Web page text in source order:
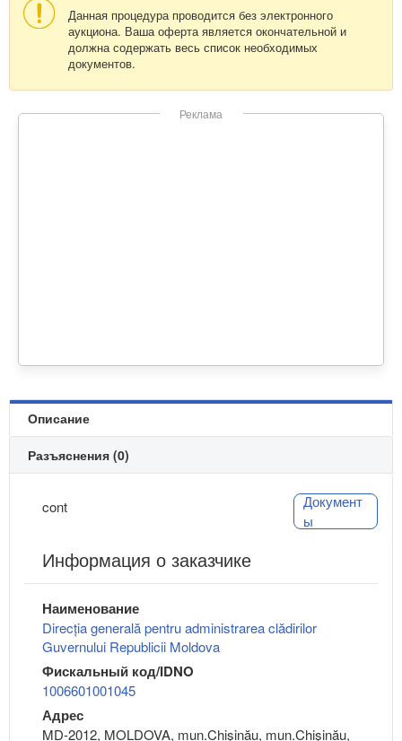
Данная процедура проводится без электронного
аукциона. Ваша оферта является окончательной и
должна содержать весь список необходимых
документов.
Реклама
Описание
Разъяснения (0)
cont
Документ
ы
Информация о заказчике
Наименование
Direcția generală pentru administrarea clădirilor
Guvernului Republicii Moldova
Фискальный код/IDNO
1006601001045
Адрес
MD-2012, MOLDOVA, mun.Chişinău, mun.Chişinău,